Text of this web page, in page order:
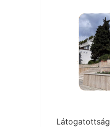
Látogatottság